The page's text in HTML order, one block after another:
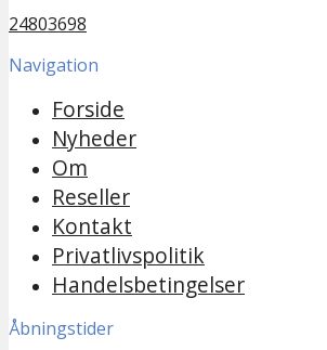
24803698
Navigation
Forside
Nyheder
Om
Reseller
Kontakt
Privatlivspolitik
Handelsbetingelser
Åbningstider